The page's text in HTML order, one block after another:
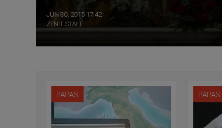
JUN 30, 2015 17:42
ZENIT STAFF
PAPAS PAPAS